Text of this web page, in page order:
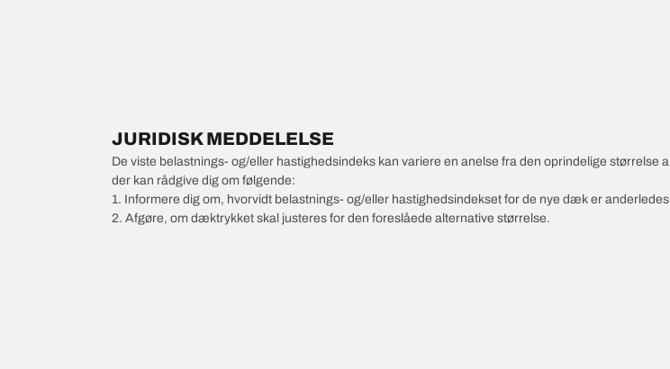
JURIDISK MEDDELELSE
De viste belastnings- og/eller hastighedsindeks kan variere en anelse fra den oprindelige
der kan rådgive dig om følgende:
1. Informere dig om, hvorvidt belastnings- og/eller hastighedsindekset for de nye dæk er
2. Afgøre, om dæktrykket skal justeres for den foreslåede alternative størrelse.